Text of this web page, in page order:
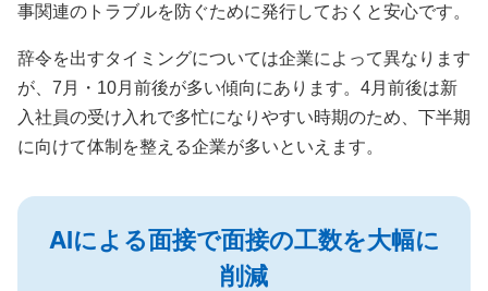
事関連のトラブルを防ぐために発行しておくと安心です。
辞令を出すタイミングについては企業によって異なります
が、7月・10月前後が多い傾向にあります。4月前後は新
入社員の受け入れで多忙になりやすい時期のため、下半期
に向けて体制を整える企業が多いといえます。
AIによる面接で面接の工数を大幅に
削減